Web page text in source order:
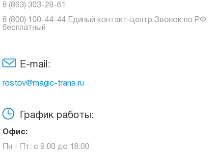
8 (863) 303-28-61
8 (800) 100-44-44 Единый контакт-центр Звонок по РФ
бесплатный
E-mail:
rostov@magic-trans.ru
График работы:
Офис:
Пн - Пт: с 9:00 до 18:00